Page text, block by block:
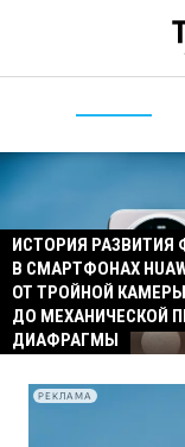
ИСТОРИЯ РАЗВИТИЯ
В СМАРТФОНАХ
ОТ ТРОЙНОЙ КАМЕРЫ
ДО МЕХАНИЧЕСКОЙ
ДИАФРАГМЫ
РЕКЛАМА